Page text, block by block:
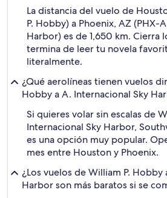
La distancia del vuelo de
P. Hobby) a Phoenix, AZ (PHX-
Harbor) es de 1,650 km. Cierra
termina de leer tu novela
literalmente.
¿Qué aerolíneas tienen vuelos
Hobby a A. Internacional Sky
Si quieres volar sin escalas de
Internacional Sky Harbor,
es una opción muy popular.
mes entre Houston y Phoenix.
¿Los vuelos de William P. Hobby
Harbor son más baratos si se